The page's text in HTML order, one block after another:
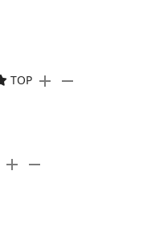
TOP add remove
add remove